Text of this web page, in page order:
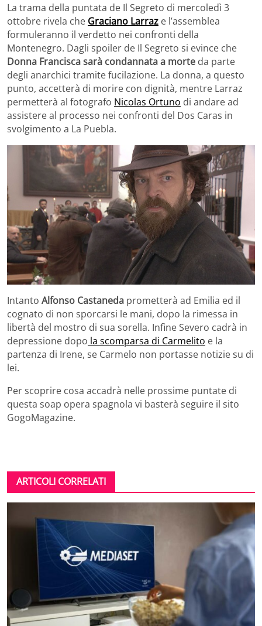
La trama della puntata de Il Segreto di mercoledì 3
ottobre rivela che Graciano Larraz e l’assemblea
formuleranno il verdetto nei confronti della
Montenegro. Dagli spoiler de Il Segreto si evince che
Donna Francisca sarà condannata a morte da parte
degli anarchici tramite fucilazione. La donna, a questo
punto, accetterà di morire con dignità, mentre Larraz
permetterà al fotografo Nicolas Ortuno di andare ad
assistere al processo nei confronti del Dos Caras in
svolgimento a La Puebla.
Intanto Alfonso Castaneda prometterà ad Emilia ed il
cognato di non sporcarsi le mani, dopo la rimessa in
libertà del mostro di sua sorella. Infine Severo cadrà in
depressione dopo la scomparsa di Carmelito e la
partenza di Irene, se Carmelo non portasse notizie su di
lei.
Per scoprire cosa accadrà nelle prossime puntate di
questa soap opera spagnola vi basterà seguire il sito
GogoMagazine.
ARTICOLI CORRELATI